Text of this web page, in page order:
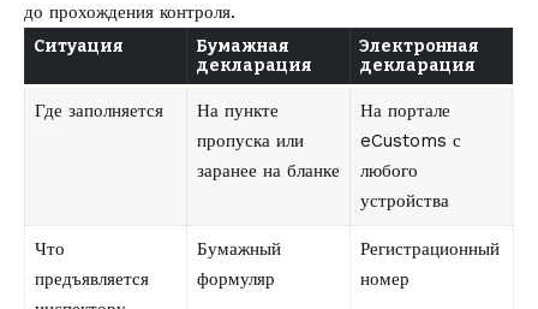
до прохождения контроля.
Ситуация
Бумажная
декларация
Электронная
декларация
Где заполняется
На пункте
пропуска или
заранее на бланке
На портале
eCustoms с
любого
устройства
Что
предъявляется
Бумажный
формуляр
Регистрационный
номер